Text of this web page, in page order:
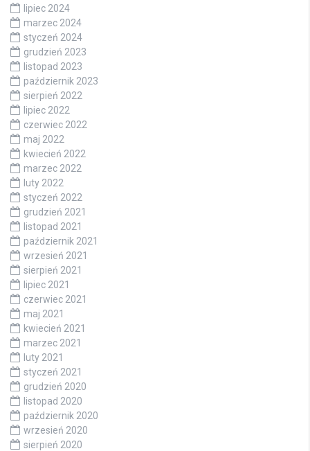
lipiec 2024
marzec 2024
styczeń 2024
grudzień 2023
listopad 2023
październik 2023
sierpień 2022
lipiec 2022
czerwiec 2022
maj 2022
kwiecień 2022
marzec 2022
luty 2022
styczeń 2022
grudzień 2021
listopad 2021
październik 2021
wrzesień 2021
sierpień 2021
lipiec 2021
czerwiec 2021
maj 2021
kwiecień 2021
marzec 2021
luty 2021
styczeń 2021
grudzień 2020
listopad 2020
październik 2020
wrzesień 2020
sierpień 2020